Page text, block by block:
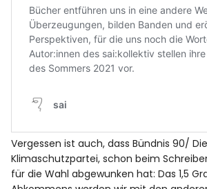
Vergessen ist auch, dass Bündnis 90/
Klimaschutzpartei, schon beim
für die Wahl abgewunken hat: Das 1,5